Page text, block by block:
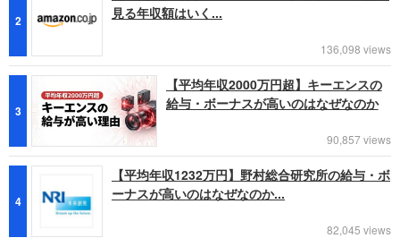
2
見る年収額はいく...
136,098 views
3
【平均年収2000万円超】キーエンスの
給与・ボーナスが高いのはなぜなのか
90,857 views
4
【平均年収1232万円】野村総合研究所の給与・ボ
ーナスが高いのはなぜなのか...
82,045 views